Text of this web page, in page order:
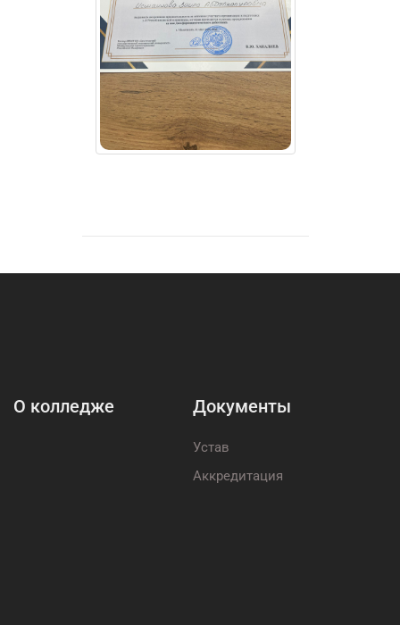
О колледже Документы
Устав
Аккредитация